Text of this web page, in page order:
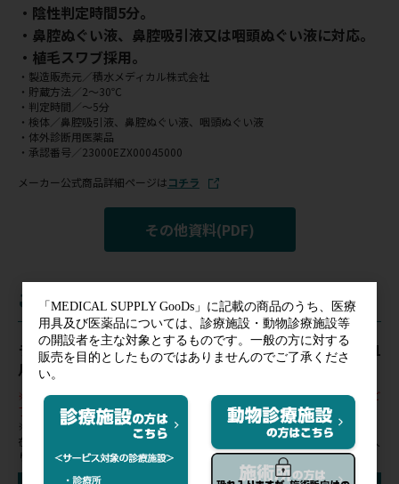
・陰性判定時間5分。
・鼻腔ぬぐい液、鼻腔吸引液又は咽頭ぬぐい液に対応。
・植毛スワブ採用。
・製造販売元／積水メディカル株式会社
・貯蔵方法／2～30℃
・判定時間／～5分
・検体／鼻腔吸引液、鼻腔ぬぐい液、咽頭ぬぐい液
・体外診断用医薬品
・承認番号／23000EZX00045000
メーカー公式商品詳細ページはコチラ
その他資料(PDF)
ご注文
ラピッドテスタ FLUスティックsp【使用期限：2026年11
月】【冷蔵便発送の為、お届けまで約3営業日】
※一部医薬品において制限があるため、販売できない場合がございます。ご
了承ください。
※在庫状況表示はあくまでも目安となります。
在庫切れの場合はお時間を頂く場合がございます。ご購入ならびにお気に入
りの登録にはログインが必要です。